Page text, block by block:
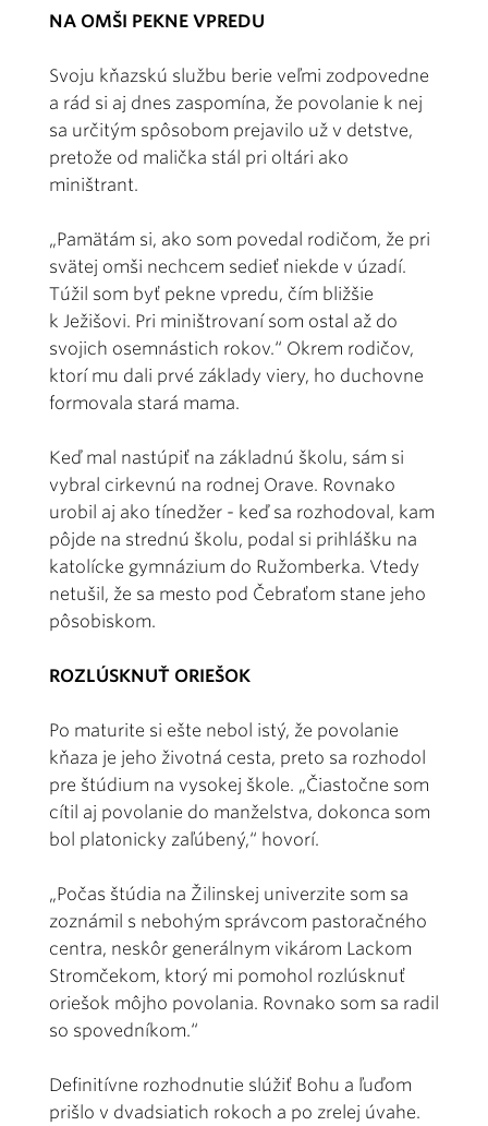
NA OMŠI PEKNE VPREDU
Svoju kňazskú službu berie veľmi zodpovedne
a rád si aj dnes zaspomína, že povolanie k nej
sa určitým spôsobom prejavilo už v detstve,
pretože od malička stál pri oltári ako
miništrant.
„Pamätám si, ako som povedal rodičom, že pri
svätej omši nechcem sedieť niekde v úzadí.
Túžil som byť pekne vpredu, čím bližšie
k Ježišovi. Pri miništrovaní som ostal až do
svojich osemnástich rokov.“ Okrem rodičov,
ktorí mu dali prvé základy viery, ho duchovne
formovala stará mama.
Keď mal nastúpiť na základnú školu, sám si
vybral cirkevnú na rodnej Orave. Rovnako
urobil aj ako tínedžer - keď sa rozhodoval, kam
pôjde na strednú školu, podal si prihlášku na
katolícke gymnázium do Ružomberka. Vtedy
netušil, že sa mesto pod Čebraťom stane jeho
pôsobiskom.
ROZLÚSKNUŤ ORIEŠOK
Po maturite si ešte nebol istý, že povolanie
kňaza je jeho životná cesta, preto sa rozhodol
pre štúdium na vysokej škole. „Čiastočne som
cítil aj povolanie do manželstva, dokonca som
bol platonicky zaľúbený,“ hovorí.
„Počas štúdia na Žilinskej univerzite som sa
zoznámil s nebohým správcom pastoračného
centra, neskôr generálnym vikárom Lackom
Stromčekom, ktorý mi pomohol rozlúsknuť
oriešok môjho povolania. Rovnako som sa radil
so spovedníkom.“
Definitívne rozhodnutie slúžiť Bohu a ľuďom
prišlo v dvadsiatich rokoch a po zrelej úvahe.